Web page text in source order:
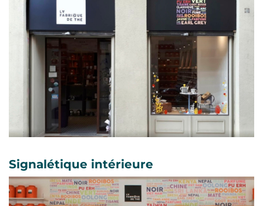
Signalétique intérieure